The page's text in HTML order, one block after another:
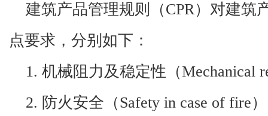
建筑产品管理规则（CPR）对建筑
点要求，分别如下：
1. 机械阻力及稳定性（Mechanical
2. 防火安全（Safety in case of fire